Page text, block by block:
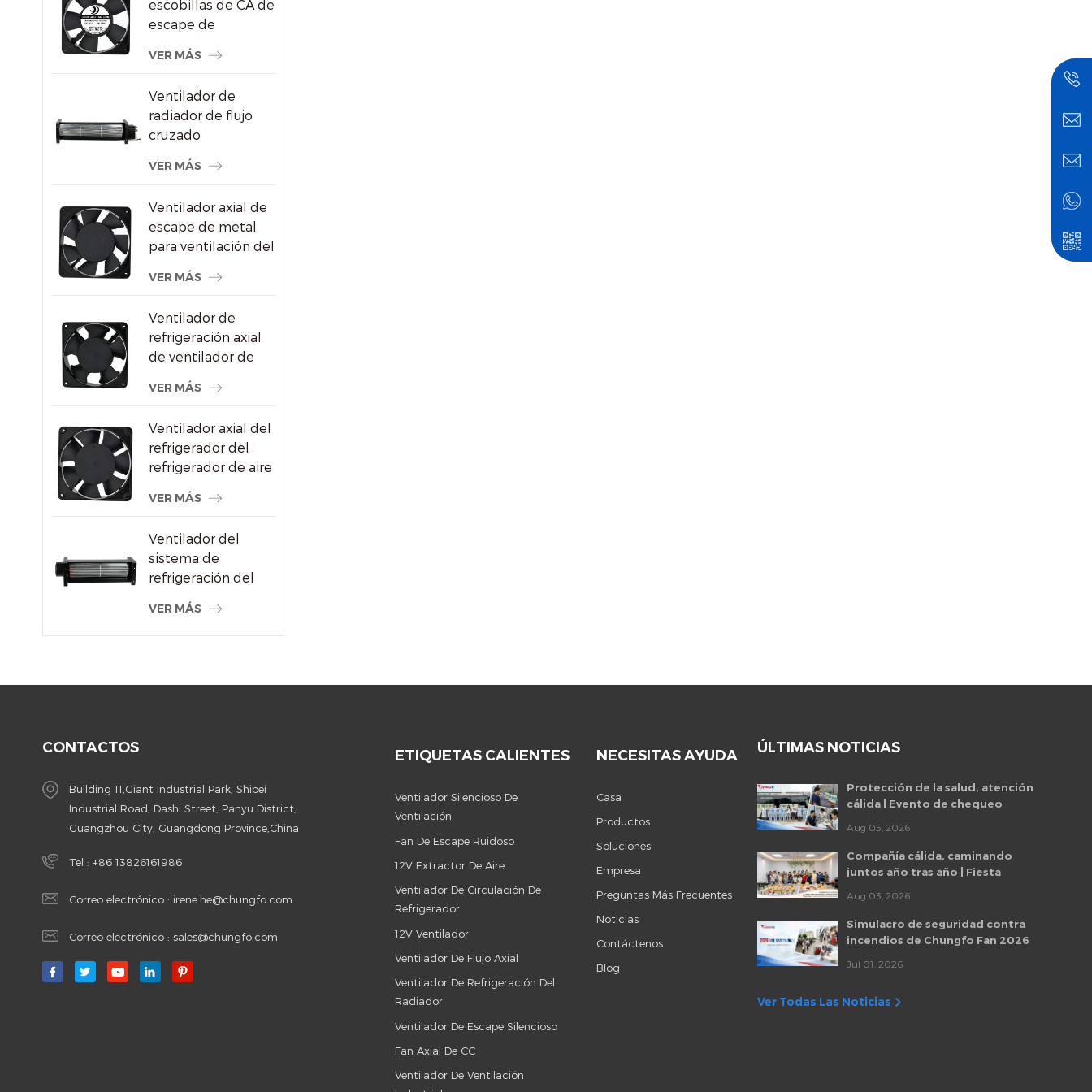
escobillas de CA de
escape de
congelador de
VER MÁS
Ventilador de
radiador de flujo
cruzado
pantallas
VER MÁS
Ventilador axial de
escape de metal
para ventilación del
VER MÁS
Ventilador de
refrigeración axial
de ventilador de
para proveedor de
VER MÁS
Ventilador axial del
refrigerador del
refrigerador de aire
rendimiento
VER MÁS
Ventilador del
sistema de
refrigeración del
cruzado del motor
eléctrico
VER MÁS
CONTACTOS
Building 11,Giant Industrial Park, Shibei
Industrial Road, Dashi Street, Panyu District,
Guangzhou City, Guangdong Province,China
Tel : +86 13826161986
Correo electrónico : irene.he@chungfo.com
Correo electrónico : sales@chungfo.com
ETIQUETAS CALIENTES
Ventilador Silencioso De
Ventilación
Fan De Escape Ruidoso
12V Extractor De Aire
Ventilador De Circulación De
Refrigerador
12V Ventilador
Ventilador De Flujo Axial
Ventilador De Refrigeración Del
Radiador
Ventilador De Escape Silencioso
Fan Axial De CC
Ventilador De Ventilación
NECESITAS AYUDA
Casa
Productos
Soluciones
Empresa
Preguntas Más Frecuentes
Noticias
Contáctenos
Blog
ÚLTIMAS NOTICIAS
Protección de la salud, atención
cálida | Evento de chequeo
Chungfo Fan 2026
Aug 05, 2026
Compañía cálida, caminando
juntos año tras año | Fiesta
empleados de Chungfo Fan
Aug 03, 2026
Simulacro de seguridad contra
incendios de Chungfo Fan 2026
Jul 01, 2026
Ver Todas Las Noticias